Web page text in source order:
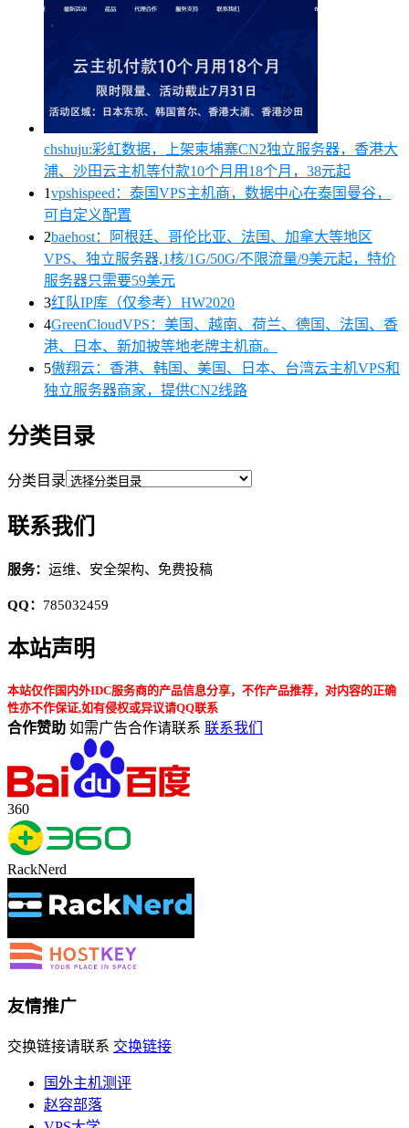
chshuju:彩虹数据，上架柬埔寨CN2独立服务器，香港大
浦、沙田云主机等付款10个月用18个月，38元起
1vpshispeed：泰国VPS主机商，数据中心在泰国曼谷，
可自定义配置
2baehost：阿根廷、哥伦比亚、法国、加拿大等地区
VPS、独立服务器,1核/1G/50G/不限流量/9美元起，特价
服务器只需要59美元
3红队IP库（仅参考）HW2020
4GreenCloudVPS：美国、越南、荷兰、德国、法国、香
港、日本、新加披等地老牌主机商。
5傲翔云：香港、韩国、美国、日本、台湾云主机VPS和
独立服务器商家，提供CN2线路
分类目录
分类目录
联系我们
服务： 运维、安全架构、免费投稿
QQ： 785032459
本站声明
本站仅作国内外IDC服务商的产品信息分享，不作产品推荐，对内容的正确
性亦不作保证,如有侵权或异议请QQ联系
合作赞助 如需广告合作请联系 联系我们
360
RackNerd
友情推广
交换链接请联系 交换链接
国外主机测评
赵容部落